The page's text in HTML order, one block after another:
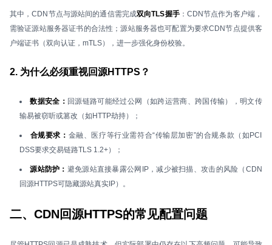
其中，CDN节点与源站间的通信需完成双向TLS握手：CDN节点作为客户端，
需验证源站服务器证书的合法性；源站服务器也可配置为要求CDN节点提供客
户端证书（双向认证，mTLS），进一步强化身份校验。
2. 为什么必须重视回源HTTPS？
数据安全： 回源链路可能经过公网（如跨运营商、跨国传输），明文传
输易被窃听或篡改（如HTTP劫持）；
合规要求： 金融、医疗等行业需符合“传输层加密”的合规条款（如PCI
DSS要求交易链路TLS 1.2+）；
源站防护： 避免源站直接暴露公网IP，减少被扫描、攻击的风险（CDN
回源HTTPS可隐藏源站真实IP）。
二、CDN回源HTTPS的常见配置问题